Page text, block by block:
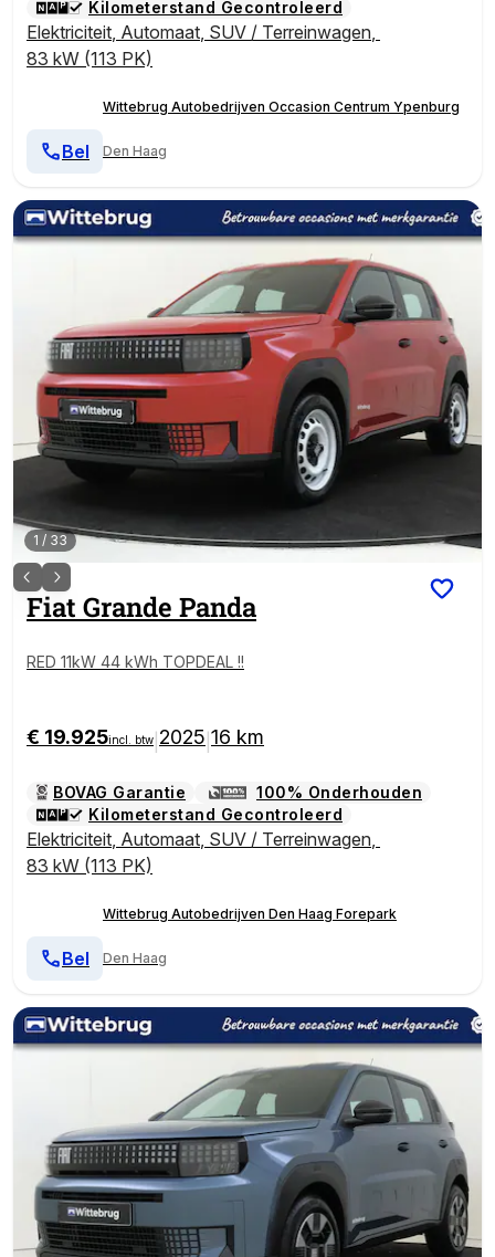
Kilometerstand Gecontroleerd
Elektriciteit, Automaat, SUV / Terreinwagen,
83 kW (113 PK)
Wittebrug Autobedrijven Occasion Centrum Ypenburg
Den Haag
Bel
1 / 33
Fiat Grande Panda
RED 11kW 44 kWh TOPDEAL !!
€ 19.925incl. btw 2025 16 km
BOVAG Garantie
100% Onderhouden
Kilometerstand Gecontroleerd
Elektriciteit, Automaat, SUV / Terreinwagen,
83 kW (113 PK)
Wittebrug Autobedrijven Den Haag Forepark
Den Haag
Bel